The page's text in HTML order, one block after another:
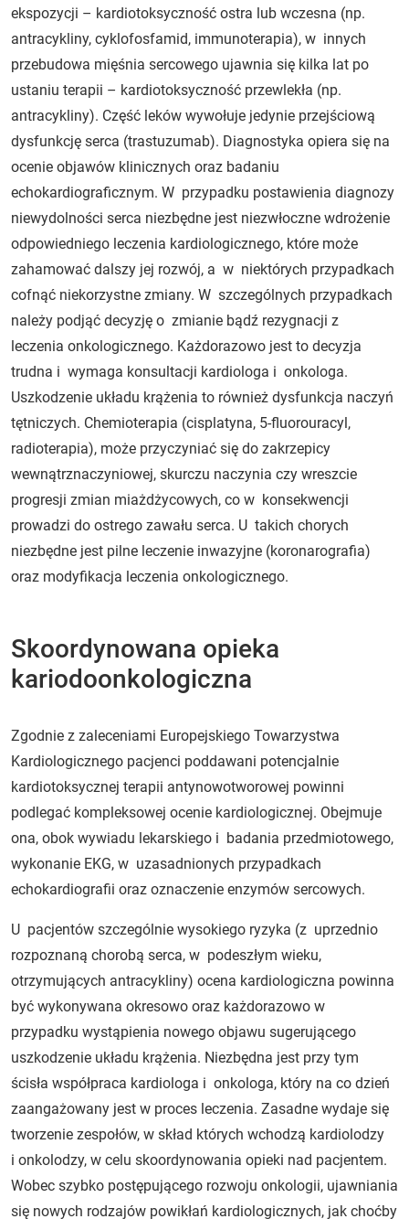
ekspozycji – kardiotoksyczność ostra lub wczesna (np.
antracykliny, cyklofosfamid, immunoterapia), w innych
przebudowa mięśnia sercowego ujawnia się kilka lat po
ustaniu terapii – kardiotoksyczność przewlekła (np.
antracykliny). Część leków wywołuje jedynie przejściową
dysfunkcję serca (trastuzumab). Diagnostyka opiera się na
ocenie objawów klinicznych oraz badaniu
echokardiograficznym. W przypadku postawienia diagnozy
niewydolności serca niezbędne jest niezwłoczne wdrożenie
odpowiedniego leczenia kardiologicznego, które może
zahamować dalszy jej rozwój, a w niektórych przypadkach
cofnąć niekorzystne zmiany. W szczególnych przypadkach
należy podjąć decyzję o zmianie bądź rezygnacji z
leczenia onkologicznego. Każdorazowo jest to decyzja
trudna i wymaga konsultacji kardiologa i onkologa.
Uszkodzenie układu krążenia to również dysfunkcja naczyń
tętniczych. Chemioterapia (cisplatyna, 5-fluorouracyl,
radioterapia), może przyczyniać się do zakrzepicy
wewnątrznaczyniowej, skurczu naczynia czy wreszcie
progresji zmian miażdżycowych, co w konsekwencji
prowadzi do ostrego zawału serca. U takich chorych
niezbędne jest pilne leczenie inwazyjne (koronarografia)
oraz modyfikacja leczenia onkologicznego.
Skoordynowana opieka
kariodoonkologiczna
Zgodnie z zaleceniami Europejskiego Towarzystwa
Kardiologicznego pacjenci poddawani potencjalnie
kardiotoksycznej terapii antynowotworowej powinni
podlegać kompleksowej ocenie kardiologicznej. Obejmuje
ona, obok wywiadu lekarskiego i badania przedmiotowego,
wykonanie EKG, w uzasadnionych przypadkach
echokardiografii oraz oznaczenie enzymów sercowych.
U pacjentów szczególnie wysokiego ryzyka (z uprzednio
rozpoznaną chorobą serca, w podeszłym wieku,
otrzymujących antracykliny) ocena kardiologiczna powinna
być wykonywana okresowo oraz każdorazowo w
przypadku wystąpienia nowego objawu sugerującego
uszkodzenie układu krążenia. Niezbędna jest przy tym
ścisła współpraca kardiologa i onkologa, który na co dzień
zaangażowany jest w proces leczenia. Zasadne wydaje się
tworzenie zespołów, w skład których wchodzą kardiolodzy
i onkolodzy, w celu skoordynowania opieki nad pacjentem.
Wobec szybko postępującego rozwoju onkologii, ujawniania
się nowych rodzajów powikłań kardiologicznych, jak choćby